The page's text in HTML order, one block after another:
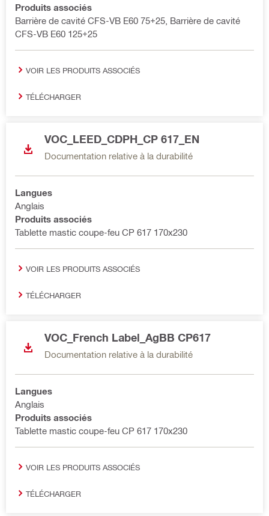
Produits associés
Barrière de cavité CFS-VB E60 75+25, Barrière de cavité
CFS-VB E60 125+25
VOIR LES PRODUITS ASSOCIÉS
TÉLÉCHARGER
VOC_LEED_CDPH_CP 617_EN
Documentation relative à la durabilité
Langues
Anglais
Produits associés
Tablette mastic coupe-feu CP 617 170x230
VOIR LES PRODUITS ASSOCIÉS
TÉLÉCHARGER
VOC_French Label_AgBB CP617
Documentation relative à la durabilité
Langues
Anglais
Produits associés
Tablette mastic coupe-feu CP 617 170x230
VOIR LES PRODUITS ASSOCIÉS
TÉLÉCHARGER